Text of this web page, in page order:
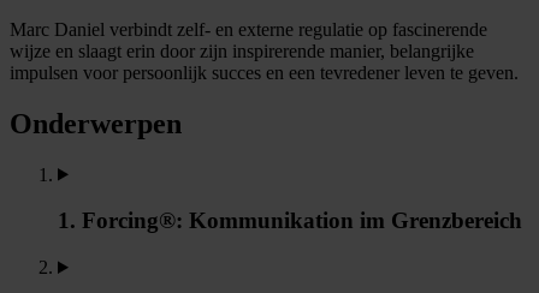
Marc Daniel verbindt zelf- en externe regulatie op fascinerende
wijze en slaagt erin door zijn inspirerende manier, belangrijke
impulsen voor persoonlijk succes en een tevredener leven te geven.
Onderwerpen
1. Forcing®: Kommunikation im Grenzbereich